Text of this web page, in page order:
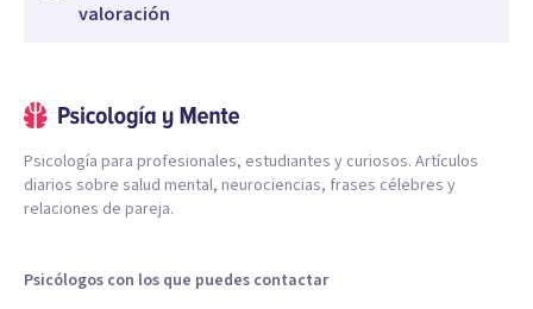
valoración
Psicología para profesionales, estudiantes y curiosos. Artículos
diarios sobre salud mental, neurociencias, frases célebres y
relaciones de pareja.
Psicólogos con los que puedes contactar